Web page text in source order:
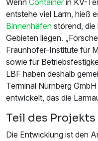
Wenn Containerin KV-
entstehe viel Lärm, hieß
Binnenhäfen störend, die
Gebieten liegen.
Fraunhofer-Institute für
sowie für
LBF haben deshalb
Terminal Nürnberg
entwickelt, das die
Teil des Projekts
Die Entwicklung ist den